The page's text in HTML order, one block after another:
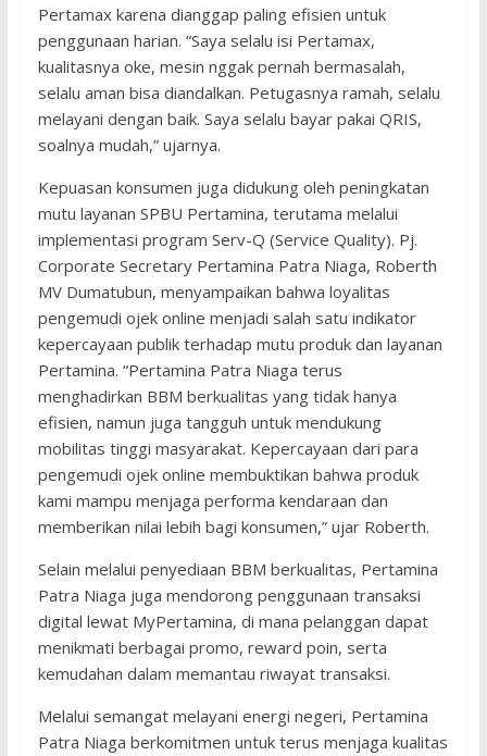
Pertamax karena dianggap paling efisien untuk
penggunaan harian. “Saya selalu isi Pertamax,
kualitasnya oke, mesin nggak pernah bermasalah,
selalu aman bisa diandalkan. Petugasnya ramah, selalu
melayani dengan baik. Saya selalu bayar pakai QRIS,
soalnya mudah,” ujarnya.
Kepuasan konsumen juga didukung oleh peningkatan
mutu layanan SPBU Pertamina, terutama melalui
implementasi program Serv-Q (Service Quality). Pj.
Corporate Secretary Pertamina Patra Niaga, Roberth
MV Dumatubun, menyampaikan bahwa loyalitas
pengemudi ojek online menjadi salah satu indikator
kepercayaan publik terhadap mutu produk dan layanan
Pertamina. “Pertamina Patra Niaga terus
menghadirkan BBM berkualitas yang tidak hanya
efisien, namun juga tangguh untuk mendukung
mobilitas tinggi masyarakat. Kepercayaan dari para
pengemudi ojek online membuktikan bahwa produk
kami mampu menjaga performa kendaraan dan
memberikan nilai lebih bagi konsumen,” ujar Roberth.
Selain melalui penyediaan BBM berkualitas, Pertamina
Patra Niaga juga mendorong penggunaan transaksi
digital lewat MyPertamina, di mana pelanggan dapat
menikmati berbagai promo, reward poin, serta
kemudahan dalam memantau riwayat transaksi.
Melalui semangat melayani energi negeri, Pertamina
Patra Niaga berkomitmen untuk terus menjaga kualitas